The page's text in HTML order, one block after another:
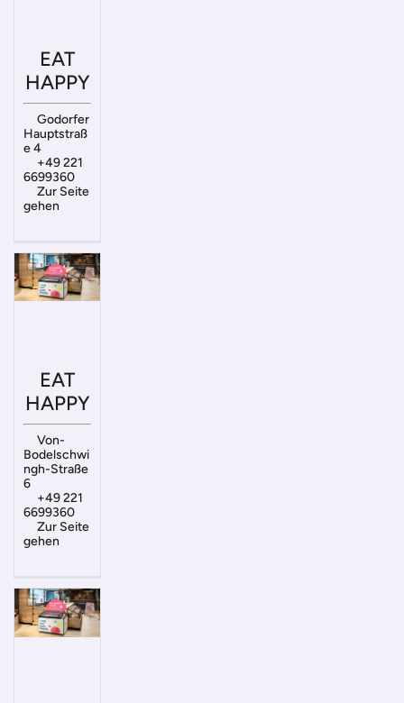
EAT
HAPPY
Godorfer
Hauptstraß
e 4
+49 221
6699360
Zur Seite
gehen
EAT
HAPPY
Von-
Bodelschwi
ngh-Straße
6
+49 221
6699360
Zur Seite
gehen